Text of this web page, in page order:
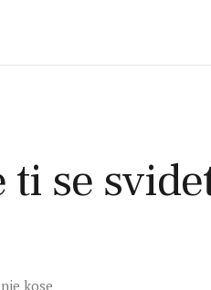
ti se